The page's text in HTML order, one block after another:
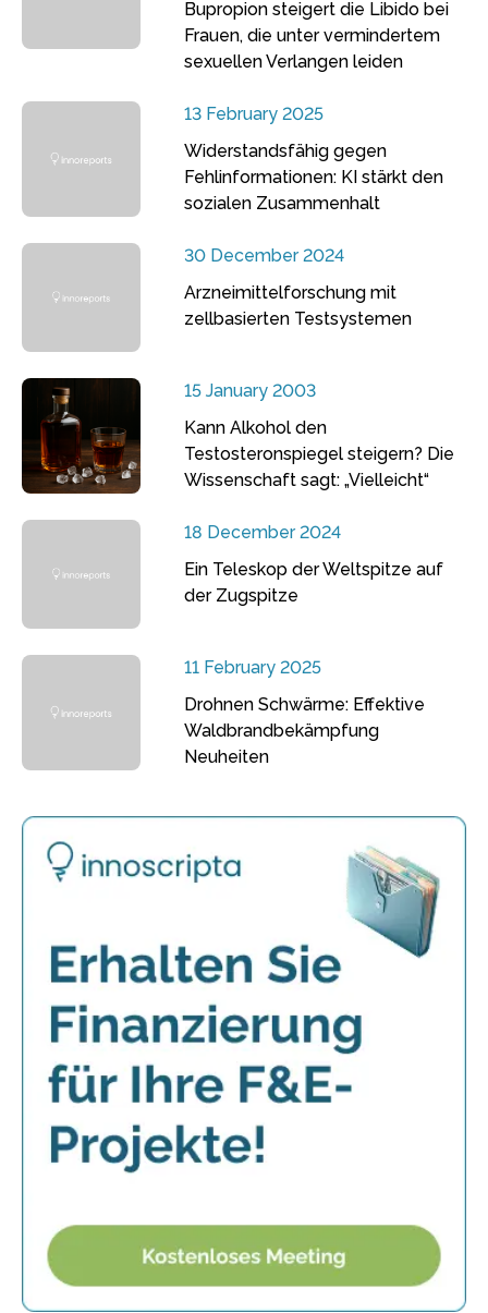
Bupropion steigert die Libido bei
Frauen, die unter vermindertem
sexuellen Verlangen leiden
13 February 2025
Widerstandsfähig gegen
Fehlinformationen: KI stärkt den
sozialen Zusammenhalt
30 December 2024
Arzneimittelforschung mit
zellbasierten Testsystemen
15 January 2003
Kann Alkohol den
Testosteronspiegel steigern? Die
Wissenschaft sagt: „Vielleicht“
18 December 2024
Ein Teleskop der Weltspitze auf
der Zugspitze
11 February 2025
Drohnen Schwärme: Effektive
Waldbrandbekämpfung
Neuheiten